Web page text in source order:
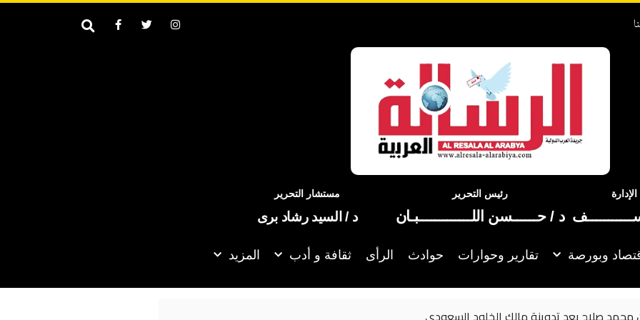
رئيس التحرير
د / حــــــسن اللـــــــــــــبـان
مستشار التحرير
د / السيد رشاد برى
وبورصة تقارير وحوارات حوادث الرأى ثقافة و أدب المزيد